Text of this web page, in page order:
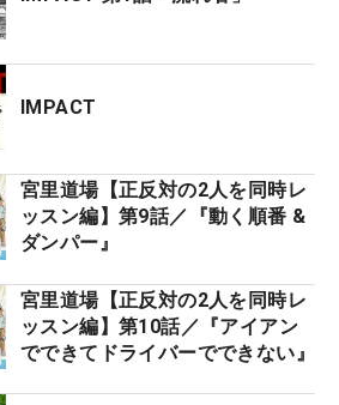
IMPACT
宮里道場【正反対の2人を同時レ
ッスン編】第9話／『動く順番 &
ダンパー』
宮里道場【正反対の2人を同時レ
ッスン編】第10話／『アイアン
でできてドライバーでできない』